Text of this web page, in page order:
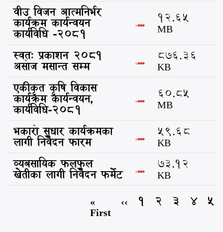
वीउ विजन आत्मनिर्भर
कार्यक्रम कार्यन्वयन
कार्यविधि -२०८१
12.65
MB
स्वत: प्रकाशन 2081
असोज मसान्त सम्म
876.36
KB
एकीकृत कृषि विकास
कार्यक्रम कार्यन्वयन,
कार्यविधि-२०८१
60.85
MB
भकारो सुधार कार्यक्रमका
लागी निवेदन फारम
59.68
KB
व्यबसायिक फलफुल
खेतीका लागी निवेदन फर्मेट
73.12
KB
Pagination
First
page
«
First
Previous
‹‹ Page
1 Current
2 Page
3 Page
4 5